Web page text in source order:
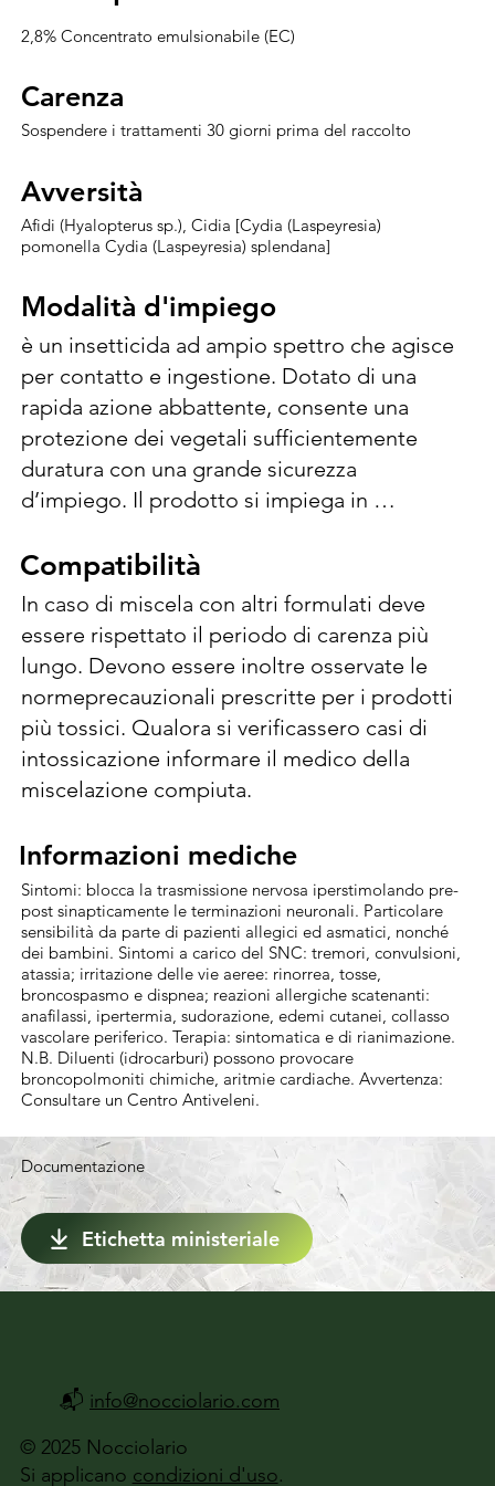
Etichetta ministeriale
Documentazione
2,8% Concentrato emulsionabile (EC)
Carenza
Carenza
Sospendere i trattamenti 30 giorni prima del raccolto
Avversità
Avversità
Afidi (Hyalopterus sp.), Cidia [Cydia (Laspeyresia)
pomonella Cydia (Laspeyresia) splendana]
Modalità d'impiego
Modalità d'impiego
è un insetticida ad ampio spettro che agisce
per contatto e ingestione. Dotato di una
rapida azione abbattente, consente una
protezione dei vegetali sufficientemente
duratura con una grande sicurezza
d’impiego. Il prodotto si impiega in
degli insetti controllati, se non diversamente
specificato.  Contro Afidi (Hyalopterus sp.):
30 ml/hl (420-500 ml/ha) in 1400 l/Ha di acqua.
[Cydia (Laspeyresia) pomonella  Cydia
(Laspeyresia) splendana]: 50 ml/hl (420-500
ml/ha) in 1000 l/Ha di acqua. Ripetere ogni 14
giorni se necessario. Diluire la dose indicata
in poca acqua, versare nel serbatoio e
portare a volume, mantenendo in agitazione.
Le dosi riportate si riferiscono a trattamenti a
volume normale. Per trattamenti a volume
ridotto, aumentare la concentrazione in
proporzione alla riduzione del volume di
acqua, così da mantenere la stessa dose di
prodotto per ettaro indicata. Agisce per
contatto e ingestione. Occorre pertanto
eseguire un trattamento molto accurato
facendo in modo che la bagnatura sia il più
caso di vegetali di difficile bagnatura si
consiglia l’aggiunta di un bagnante. Per
assicurare la migliore efficacia del
trattamento intervenire precocemente prima
che il parassita penetri nel vegetale o
Compatibilità
Compatibilità
In caso di miscela con altri formulati deve
essere rispettato il periodo di carenza più
lungo. Devono essere inoltre osservate le
normeprecauzionali prescritte per i prodotti
più tossici. Qualora si verificassero casi di
intossicazione informare il medico della
miscelazione compiuta.
Informazioni mediche
Informazioni mediche
Sintomi: blocca la trasmissione nervosa iperstimolando pre-
post sinapticamente le terminazioni neuronali. Particolare
sensibilità da parte di pazienti allegici ed asmatici, nonché
dei bambini. Sintomi a carico del SNC: tremori, convulsioni,
atassia; irritazione delle vie aeree: rinorrea, tosse,
broncospasmo e dispnea; reazioni allergiche scatenanti:
anafilassi, ipertermia, sudorazione, edemi cutanei, collasso
vascolare periferico. Terapia: sintomatica e di rianimazione.
N.B. Diluenti (idrocarburi) possono provocare
broncopolmoniti chimiche, aritmie cardiache. Avvertenza:
Consultare un Centro Antiveleni.
© 2025 Nocciolario
Si applicano condizioni d'uso.
📬 info@nocciolario.com